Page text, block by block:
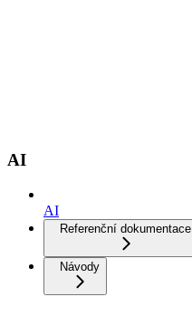
AI
AI
Referenční dokumentace
Návody